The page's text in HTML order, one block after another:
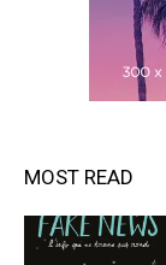
MOST READ